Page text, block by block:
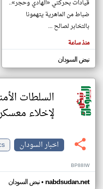
المقالات
الموجوده
هنا عن
وجهة
كاتبيها.
قيادات بحركتي «الهادي وحجر»..
ضباط من الماهرية يتهمونا
بالتخابر لصالح ...
منذ ساعة
نبض السودان
السلطات
لإخلاء
اخبار السودان
BP88IW
نبض السودان• nabdsudan.net